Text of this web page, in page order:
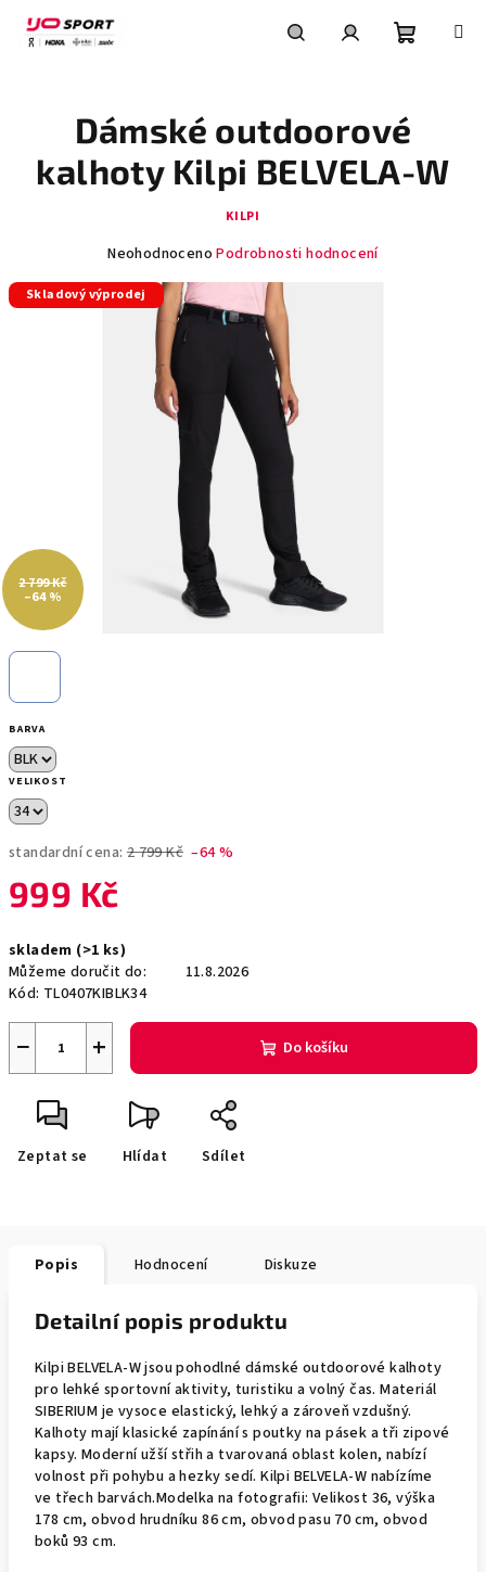
obsah
košík
BARVA
VELIKOST
standardní cena: 2 799 Kč –64 %
999 Kč
cena:
skladem (>1 ks)
Můžeme doručit do:
11.8.2026
Kód: TL0407KIBLK34
+
− Do košíku
Zeptat se Hlídat Sdílet
Dámské outdoorové
kalhoty Kilpi BELVELA-W
KILPI
Průměrné
produktu
hvězdiček.
Neohodnoceno Podrobnosti hodnocení
Skladový výprodej
2 799 Kč
–64 %
Popis Hodnocení Diskuze
Detailní popis produktu
Kilpi BELVELA-W jsou pohodlné dámské outdoorové kalhoty
pro lehké sportovní aktivity, turistiku a volný čas. Materiál
SIBERIUM je vysoce elastický, lehký a zároveň vzdušný.
Kalhoty mají klasické zapínání s poutky na pásek a tři zipové
kapsy. Moderní užší střih a tvarovaná oblast kolen, nabízí
volnost při pohybu a hezky sedí. Kilpi BELVELA-W nabízíme
ve třech barvách.Modelka na fotografii: Velikost 36, výška
178 cm, obvod hrudníku 86 cm, obvod pasu 70 cm, obvod
boků 93 cm.